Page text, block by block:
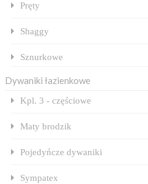
Pręty
Shaggy
Sznurkowe
Dywaniki łazienkowe
Kpl. 3 - częściowe
Maty brodzik
Pojedyńcze dywaniki
Sympatex